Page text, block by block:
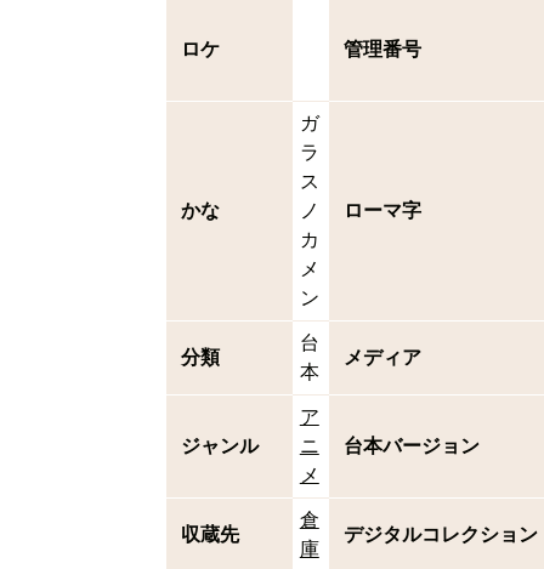
ロケ 管理番号
かな
ガ
ラ
ス
ノ
カ
メ
ン
ローマ字
分類
台
本
メディア
ジャンル
ア
ニ
メ
台本バージョン
収蔵先
倉
庫
デジタルコレクション